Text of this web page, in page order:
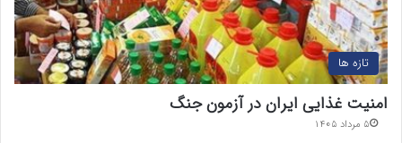
تازه ها
امنیت غذایی ایران در آزمون جنگ
۵ مرداد ۱۴۰۵